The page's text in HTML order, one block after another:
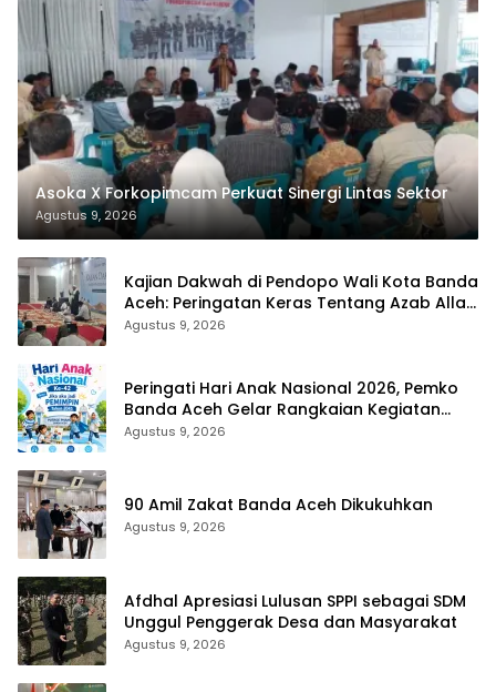
Asoka X Forkopimcam Perkuat Sinergi Lintas Sektor
Agustus 9, 2026
Kajian Dakwah di Pendopo Wali Kota Banda
Aceh: Peringatan Keras Tentang Azab Allah
Bagi Pelaku LGBT
Agustus 9, 2026
Peringati Hari Anak Nasional 2026, Pemko
Banda Aceh Gelar Rangkaian Kegiatan
Edukatif Menuju Indonesia Emas
Agustus 9, 2026
90 Amil Zakat Banda Aceh Dikukuhkan
Agustus 9, 2026
Afdhal Apresiasi Lulusan SPPI sebagai SDM
Unggul Penggerak Desa dan Masyarakat
Agustus 9, 2026